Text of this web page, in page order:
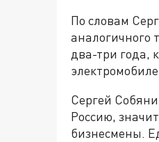
По словам
аналогичного
два-три года,
Сергей
Россию,
бизнесмены.